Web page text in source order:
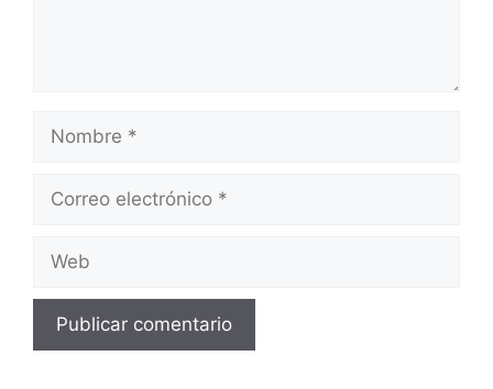
Nombre
Correo
Web